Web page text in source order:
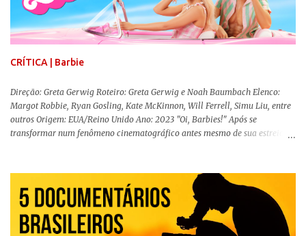
CRÍTICA | Barbie
Direção: Greta Gerwig Roteiro: Greta Gerwig e Noah Baumbach Elenco:
Margot Robbie, Ryan Gosling, Kate McKinnon, Will Ferrell, Simu Liu, entre
outros Origem: EUA/Reino Unido Ano: 2023 "Oi, Barbies!" Após se
transformar num fenômeno cinematográfico antes mesmo de sua estreia,
lançamento, posso afirmar que o longa, dirigido por Greta Gerwig (
Adoráveis Mulheres ) prometeu tudo e entregou mais ainda, se provando o
filme do ano até aqui. Repleto de criatividade, humor e sem medo de não se
levar a sério, a produção aborda temas complexos com críticas potentes. Já
conhecida por sua filmografia feminista, Gerwig traz uma reflexão de